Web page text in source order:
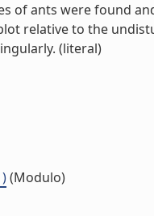
ants were found
relative to the
(literal)
(Modulo)